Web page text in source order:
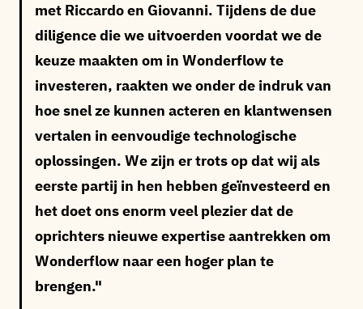
met Riccardo en Giovanni. Tijdens de due
diligence die we uitvoerden voordat we de
keuze maakten om in Wonderflow te
investeren, raakten we onder de indruk van
hoe snel ze kunnen acteren en klantwensen
vertalen in eenvoudige technologische
oplossingen. We zijn er trots op dat wij als
eerste partij in hen hebben geïnvesteerd en
het doet ons enorm veel plezier dat de
oprichters nieuwe expertise aantrekken om
Wonderflow naar een hoger plan te
brengen.